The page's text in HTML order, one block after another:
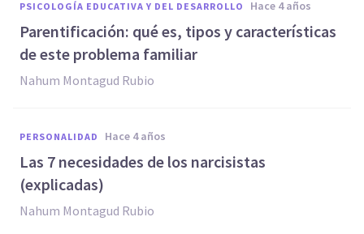
PSICOLOGÍA EDUCATIVA Y DEL DESARROLLO hace 4 años
Parentificación: qué es, tipos y características
de este problema familiar
Nahum Montagud Rubio
PERSONALIDAD hace 4 años
Las 7 necesidades de los narcisistas
(explicadas)
Nahum Montagud Rubio